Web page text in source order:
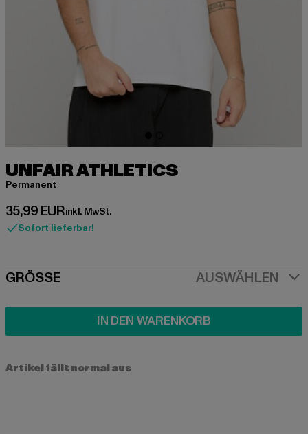
UNFAIR ATHLETICS
Permanent
35,99 EUR
Derzeitiger Preis: 35,99 EUR
inkl. MwSt.
Sofort lieferbar!
SIZE
GRÖSSE AUSWÄHLEN
IN DEN WARENKORB
Artikel fällt normal aus